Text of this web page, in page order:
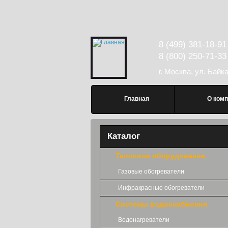
8 (499) 381-18-91
8 (800) 250-71-33
г. Москва, ул.
Главная О
Каталог
Тепловое оборудование
Газовые обогреватели
Инфракрасные обогреватели
Системы водоснабжения
Водонагреватели